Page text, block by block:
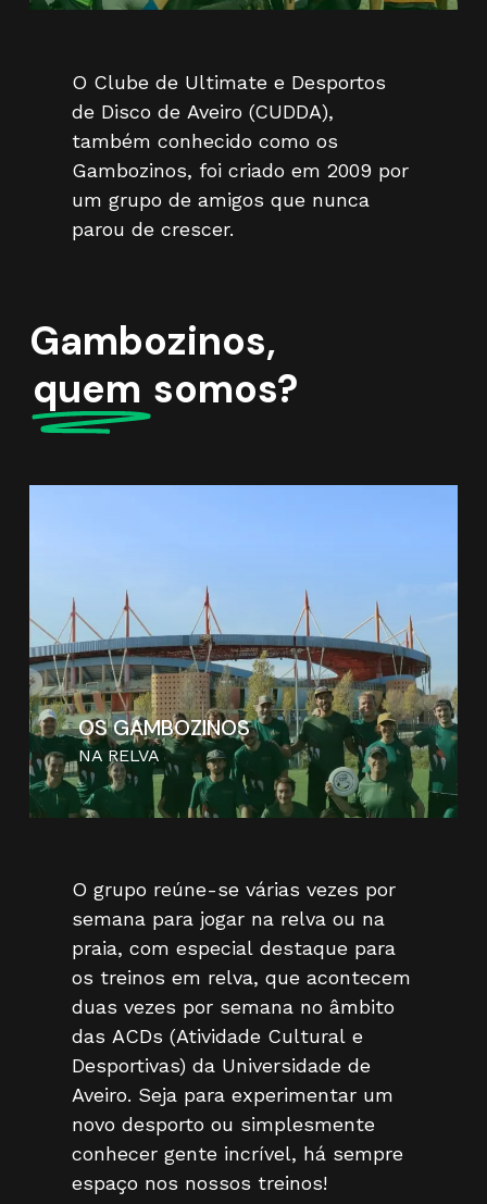
Gambozinos,
quem somos?
OS GAMBOZINOS
NA RELVA
O grupo reúne-se várias vezes por
semana para jogar na relva ou na
praia, com especial destaque para
os treinos em relva, que acontecem
duas vezes por semana no âmbito
das ACDs (Atividade Cultural e
Desportivas) da Universidade de
Aveiro. Seja para experimentar um
novo desporto ou simplesmente
conhecer gente incrível, há sempre
espaço nos nossos treinos!
O Clube de Ultimate e Desportos
de Disco de Aveiro (CUDDA),
também conhecido como os
Gambozinos, foi criado em 2009 por
um grupo de amigos que nunca
parou de crescer.